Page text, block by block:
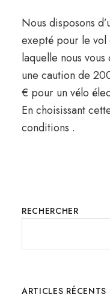
Nous disposons
exepté pour le vol
laquelle nous
une caution de
€ pour un vélo
En choisissant
conditions .
RECHERCHER
ARTICLES RÉCENTS